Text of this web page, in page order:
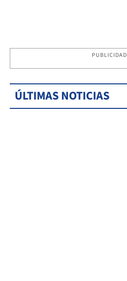
PUBLICIDAD
ÚLTIMAS NOTICIAS